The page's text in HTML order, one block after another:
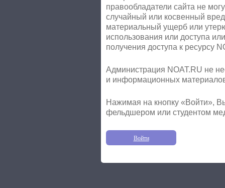
правообладатели сайта не
случайный или косвенный
материальный ущерб или
использования или доступа
получения доступа к ресурсу
Администрация NOAT.RU не
и информационных
Нажимая на кнопку «Войти»,
фельдшером или студентом
Войти